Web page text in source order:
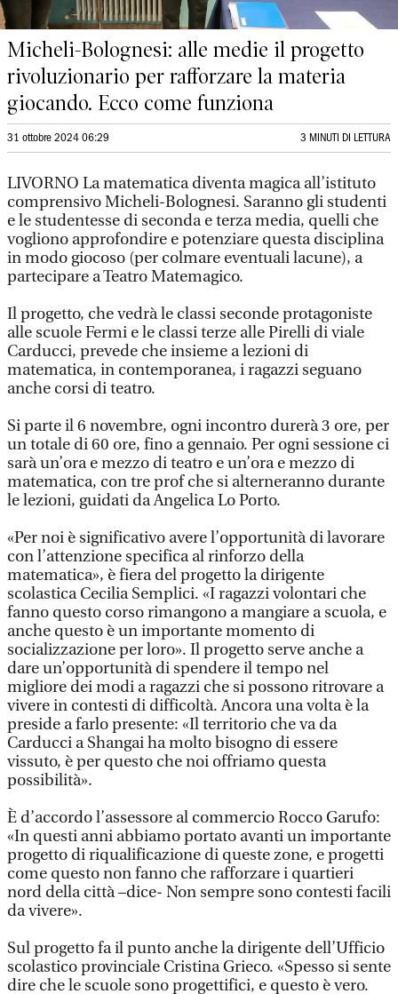
Micheli-Bolognesi: alle medie il progetto
rivoluzionario per rafforzare la materia
giocando. Ecco come funziona
31 ottobre 2024 06:29 3 MINUTI DI LETTURA
LIVORNO La matematica diventa magica all’istituto
comprensivo Micheli-Bolognesi. Saranno gli studenti
e le studentesse di seconda e terza media, quelli che
vogliono approfondire e potenziare questa disciplina
in modo giocoso (per colmare eventuali lacune), a
partecipare a Teatro Matemagico.
Il progetto, che vedrà le classi seconde protagoniste
alle scuole Fermi e le classi terze alle Pirelli di viale
Carducci, prevede che insieme a lezioni di
matematica, in contemporanea, i ragazzi seguano
anche corsi di teatro.
Si parte il 6 novembre, ogni incontro durerà 3 ore, per
un totale di 60 ore, fino a gennaio. Per ogni sessione ci
sarà un’ora e mezzo di teatro e un’ora e mezzo di
matematica, con tre prof che si alterneranno durante
le lezioni, guidati da Angelica Lo Porto.
«Per noi è significativo avere l’opportunità di lavorare
con l’attenzione specifica al rinforzo della
matematica», è fiera del progetto la dirigente
scolastica Cecilia Semplici. «I ragazzi volontari che
fanno questo corso rimangono a mangiare a scuola, e
anche questo è un importante momento di
socializzazione per loro». Il progetto serve anche a
dare un’opportunità di spendere il tempo nel
migliore dei modi a ragazzi che si possono ritrovare a
vivere in contesti di difficoltà. Ancora una volta è la
preside a farlo presente: «Il territorio che va da
Carducci a Shangai ha molto bisogno di essere
vissuto, è per questo che noi offriamo questa
possibilità».
È d’accordo l’assessore al commercio Rocco Garufo:
«In questi anni abbiamo portato avanti un importante
progetto di riqualificazione di queste zone, e progetti
come questo non fanno che rafforzare i quartieri
nord della città –dice- Non sempre sono contesti facili
da vivere».
Sul progetto fa il punto anche la dirigente dell’Ufficio
scolastico provinciale Cristina Grieco. «Spesso si sente
dire che le scuole sono progettifici, e questo è vero.